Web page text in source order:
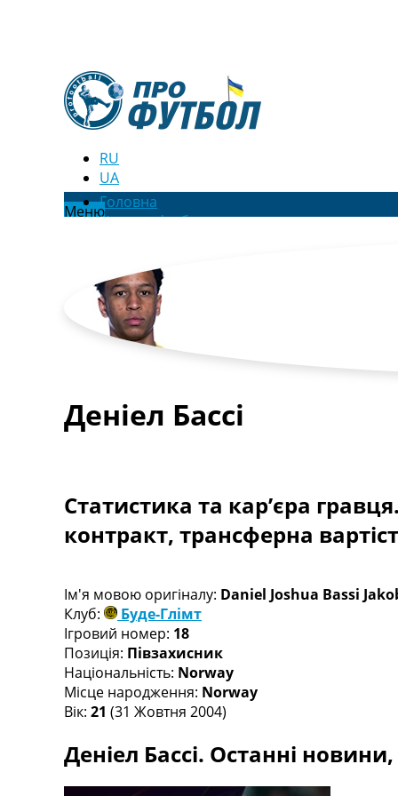
RU
UA
МенюГоловна
Новини футболу
Футбольні трансфери
Останні коментарі
Конкурс прогнозів
Логін
Рейтінги
Турніри
Англія. Прем’єр-Ліга
Іспанія. Ла Ліга
Ще Турніри >>>
Чемпіонат Світу. Турнирні таблиці
Таблиця УПЛ
Перша Ліга
Таблиця АПЛ
Таблиця Ла Ліги
Таблиця Ліги Чемпіонів
Всі таблиці >>>
Рейтинг країн УЄФА
Рейтинг клубів УЄФА
Рейтинг ФІФА
Деніел Бассі
Статистика та кар’єра
контракт, трансферна
Ім'я мовою оригіналу: Daniel Joshua Bassi
Клуб:
Буде-Глімт
Ігровий номер: 18
Позиція: Півзахисник
Національність: Norway
Місце народження: Norway
Вік: 21 (31 Жовтня 2004)
Деніел Бассі. Останні